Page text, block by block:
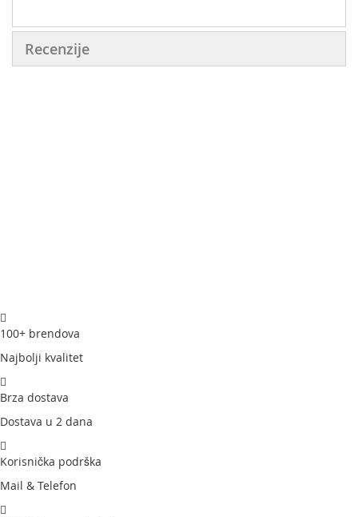
Recenzije
100+ brendova
Najbolji kvalitet
Brza dostava
Dostava u 2 dana
Korisnička podrška
Mail & Telefon